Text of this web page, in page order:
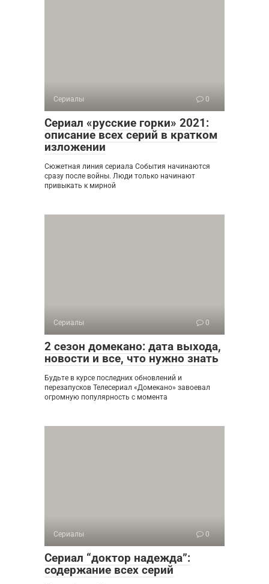
Сериалы 0
Сериал «русские горки» 2021:
описание всех серий в кратком
изложении
Сюжетная линия сериала События начинаются
сразу после войны. Люди только начинают
привыкать к мирной
Сериалы 0
2 сезон домекано: дата выхода,
новости и все, что нужно знать
Будьте в курсе последних обновлений и
перезапусков Телесериал «Домекано» завоевал
огромную популярность с момента
Сериалы 0
Сериал “доктор надежда”:
содержание всех серий